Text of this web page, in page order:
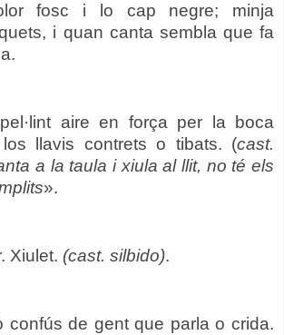
fosc i lo cap negre; minja
i quan canta sembla que fa
aire en força per la boca
los llavis contrets o tibats. (cast.
a la taula i xiula al llit, no té els
».
Xiulet. (cast. silbido).
confús de gent que parla o crida.